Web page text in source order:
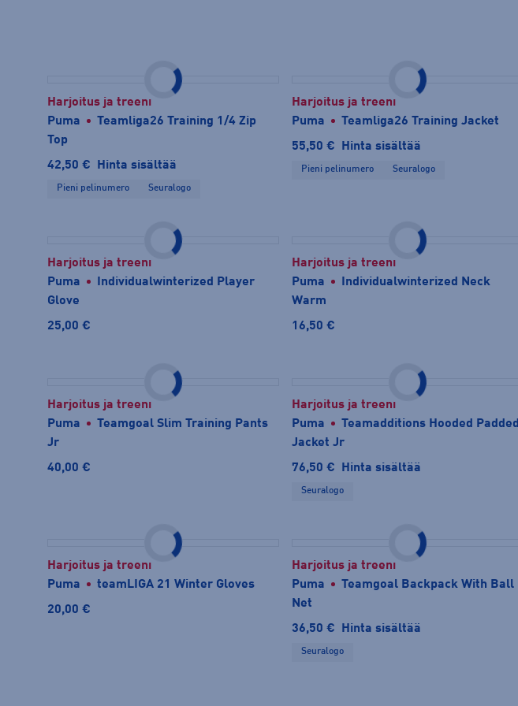
Harjoitus ja treeni
Puma
Teamliga26 Training 1/4 Zip
Top
42,50 €
Hinta sisältää
Pieni pelinumero Seuralogo
Harjoitus ja treeni
Puma
Teamliga26 Training Jacket
55,50 €
Hinta sisältää
Pieni pelinumero Seuralogo
Harjoitus ja treeni
Puma
Individualwinterized Player
Glove
25,00 €
Harjoitus ja treeni
Puma
Individualwinterized Neck
Warm
16,50 €
Harjoitus ja treeni
Puma
Teamgoal Slim Training Pants
Jr
40,00 €
Harjoitus ja treeni
Puma
Teamadditions Hooded Padded
Jacket Jr
76,50 €
Hinta sisältää
Seuralogo
Harjoitus ja treeni
Puma
teamLIGA 21 Winter Gloves
20,00 €
Harjoitus ja treeni
Puma
Teamgoal Backpack With Ball
Net
36,50 €
Hinta sisältää
Seuralogo